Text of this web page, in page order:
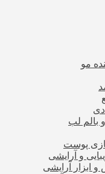
مو
بالم لب
پوست
و آرایشی
ابزار آرایشی